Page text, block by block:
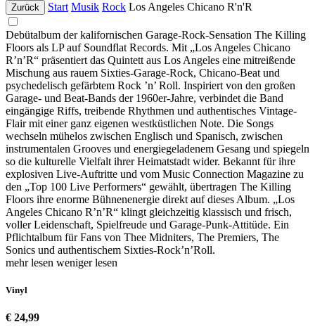
Zurück Start Musik Rock Los Angeles Chicano R'n'R
Debütalbum der kalifornischen Garage-Rock-Sensation The Killing
Floors als LP auf Soundflat Records. Mit „Los Angeles Chicano
R’n’R“ präsentiert das Quintett aus Los Angeles eine mitreißende
Mischung aus rauem Sixties-Garage-Rock, Chicano-Beat und
psychedelisch gefärbtem Rock ’n’ Roll. Inspiriert von den großen
Garage- und Beat-Bands der 1960er-Jahre, verbindet die Band
eingängige Riffs, treibende Rhythmen und authentisches Vintage-
Flair mit einer ganz eigenen westküstlichen Note. Die Songs
wechseln mühelos zwischen Englisch und Spanisch, zwischen
instrumentalen Grooves und energiegeladenem Gesang und spiegeln
so die kulturelle Vielfalt ihrer Heimatstadt wider. Bekannt für ihre
explosiven Live-Auftritte und vom Music Connection Magazine zu
den „Top 100 Live Performers“ gewählt, übertragen The Killing
Floors ihre enorme Bühnenenergie direkt auf dieses Album. „Los
Angeles Chicano R’n’R“ klingt gleichzeitig klassisch und frisch,
voller Leidenschaft, Spielfreude und Garage-Punk-Attitüde. Ein
Pflichtalbum für Fans von Thee Midniters, The Premiers, The
Sonics und authentischem Sixties-Rock’n’Roll.
mehr lesen weniger lesen
Vinyl
€ 24,99